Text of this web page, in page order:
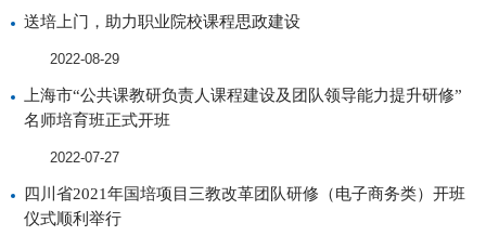
送培上门，助力职业院校课程思政建设
2022-08-29
上海市“公共课教研负责人课程建设及团队领导能力提升研修”
名师培育班正式开班
2022-07-27
四川省2021年国培项目三教改革团队研修（电子商务类）开班
仪式顺利举行